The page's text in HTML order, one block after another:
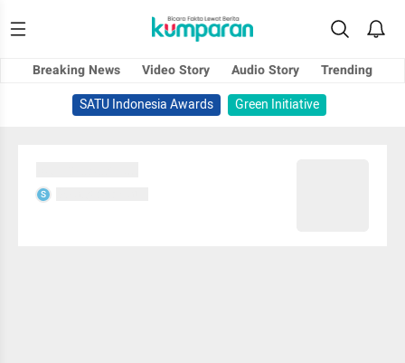
Breaking News Video Story Audio Story
Trending
SATU Indonesia Awards
Green Initiative
S